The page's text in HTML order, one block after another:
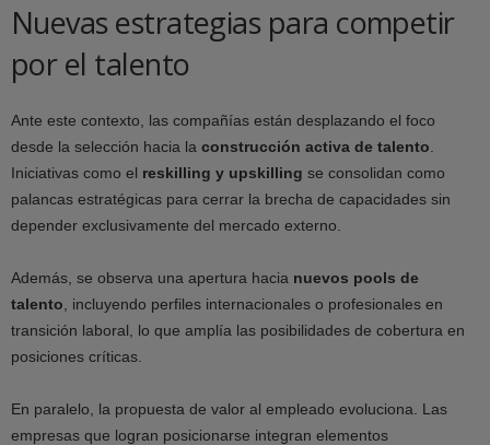
Nuevas estrategias para competir
por el talento
Ante este contexto, las compañías están desplazando el foco
desde la selección hacia la construcción activa de talento
Iniciativas como el reskilling y upskilling se consolidan como
palancas estratégicas para cerrar la brecha de capacidades sin
depender exclusivamente del mercado externo.
Además, se observa una apertura hacia nuevos pools de
talento , incluyendo perfiles internacionales o profesionales en
transición laboral, lo que amplía las posibilidades de cobertura en
posiciones críticas.
En paralelo, la propuesta de valor al empleado evoluciona. Las
empresas que logran posicionarse integran elementos